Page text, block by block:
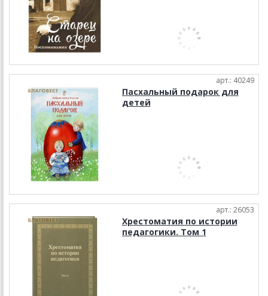
арт.: 40249
Пасхальный подарок для
детей
арт.: 26053
Хрестоматия по истории
педагогики. Том 1